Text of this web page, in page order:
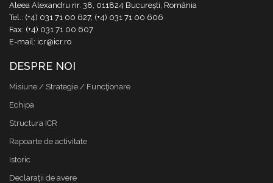
Aleea Alexandru nr. 38, 011824 București, România
Tel.: (+4) 031 71 00 627, (+4) 031 71 00 606
Fax: (+4) 031 71 00 607
E-mail: icr@icr.ro
DESPRE NOI
Misiune / Strategie / Funcţionare
Echipa
Structura ICR
Rapoarte de activitate
Istoric
Declaraţii de avere